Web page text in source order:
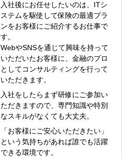
入社後にお任せしたいのは、ITシ
ステムを駆使して保険の最適プラ
ンをお客様にご紹介するお仕事で
す。
WebやSNSを通じて興味を持って
いただいたお客様に、金融のプロ
としてコンサルティングを行って
いただきます。
入社をしたらまず研修にご参加い
ただきますので、専門知識や特別
なスキルがなくても大丈夫。
「お客様にご安心いただきたい」
という気持ちがあれば誰でも活躍
できる環境です。